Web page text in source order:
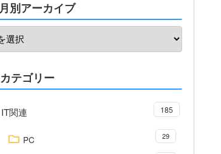
月別アーカイブ
カテゴリー
IT関連 185
PC 29